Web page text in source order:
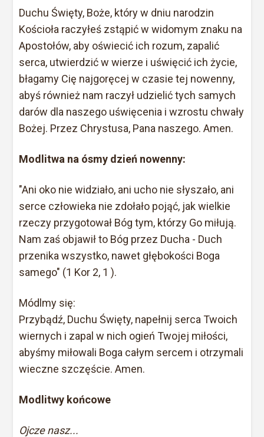
Duchu Święty, Boże, który w dniu narodzin
Kościoła raczyłeś zstąpić w widomym znaku na
Apostołów, aby oświecić ich rozum, zapalić
serca, utwierdzić w wierze i uświęcić ich życie,
błagamy Cię najgoręcej w czasie tej nowenny,
abyś również nam raczył udzielić tych samych
darów dla naszego uświęcenia i wzrostu chwały
Bożej. Przez Chrystusa, Pana naszego. Amen.
Modlitwa na ósmy dzień nowenny:
"Ani oko nie widziało, ani ucho nie słyszało, ani
serce człowieka nie zdołało pojąć, jak wielkie
rzeczy przygotował Bóg tym, którzy Go miłują.
Nam zaś objawił to Bóg przez Ducha - Duch
przenika wszystko, nawet głębokości Boga
samego" (1 Kor 2, 1 ).
Módlmy się:
Przybądź, Duchu Święty, napełnij serca Twoich
wiernych i zapal w nich ogień Twojej miłości,
abyśmy miłowali Boga całym sercem i otrzymali
wieczne szczęście. Amen.
Modlitwy końcowe
Ojcze nasz...